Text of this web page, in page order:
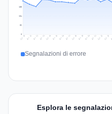
52
104
155
Jul 10 Jul 11 Jul 12 Jul 13 Jul 14 Jul 15 Jul 16 Jul 17 Jul 18 Jul 19 Jul 20 Jul 21 Jul 22 Jul 23
Segnalazioni di errore
Esplora le